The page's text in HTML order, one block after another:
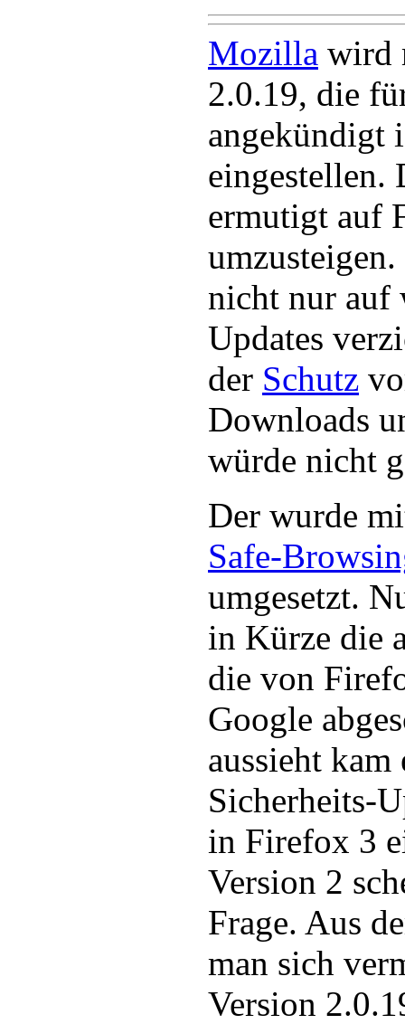
Mozilla wird
2.0.19, die
angekündigt
eingestellen.
ermutigt auf
nicht nur auf
Updates
der Schutz
Downloads
würde nicht
Der wurde
Safe-
umgesetzt.
in Kürze die
die von
Google
aussieht
Sicherheits-
in Firefox 3
Version 2
Frage. Aus
man sich
Version